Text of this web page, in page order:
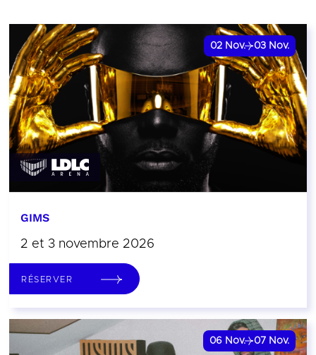
02 Nov. 03 Nov.
GIMS
2 et 3 novembre 2026
RÉSERVER
06 Nov. 07 Nov.